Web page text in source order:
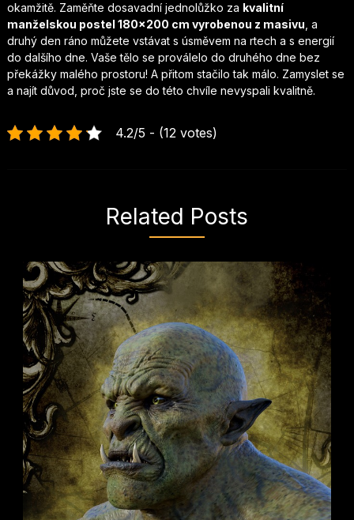
okamžitě. Zaměňte dosavadní jednolůžko za kvalitní
manželskou postel 180×200 cm vyrobenou z masivu , a
druhý den ráno můžete vstávat s úsměvem na rtech a s energií
do dalšího dne. Vaše tělo se proválelo do druhého dne bez
překážky malého prostoru! A přitom stačilo tak málo. Zamyslet se
a najít důvod, proč jste se do této chvíle nevyspali kvalitně.
4.2/5 - (12 votes)
Related Posts